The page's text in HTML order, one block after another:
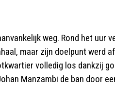
weg. Rond het uur
maar zijn doelpunt werd
volledig los dankzij
Manzambi de ban door